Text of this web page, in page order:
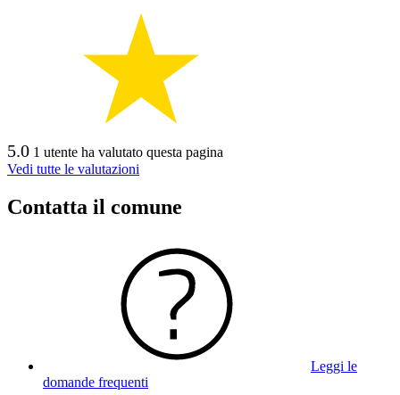
5.0 1 utente ha valutato questa pagina
Vedi tutte le valutazioni
Contatta il comune
Leggi le
domande frequenti